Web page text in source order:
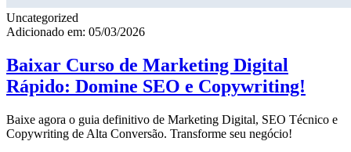
Uncategorized
Adicionado em: 05/03/2026
Baixar Curso de Marketing Digital
Rápido: Domine SEO e Copywriting!
Baixe agora o guia definitivo de Marketing Digital, SEO Técnico e
Copywriting de Alta Conversão. Transforme seu negócio!